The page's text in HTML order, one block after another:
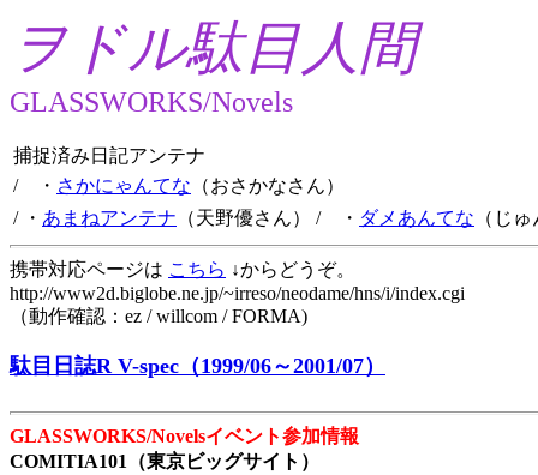
ヲドル駄目人間
GLASSWORKS/Novels
捕捉済み日記アンテナ
/ ・ さかにゃんてな （おさかなさん）
/ ・ あまねアンテナ （天野優さん） / ・ ダメあんてな （じ
携帯対応ページは こちら ↓からどうぞ。
http://www2d.biglobe.ne.jp/~irreso/neodame/hns/i/index.cgi
（動作確認：ez / willcom / FORMA)
駄目日誌R V-spec（1999/06～2001/07）
GLASSWORKS/Novelsイベント参加情報
COMITIA101（東京ビッグサイト）